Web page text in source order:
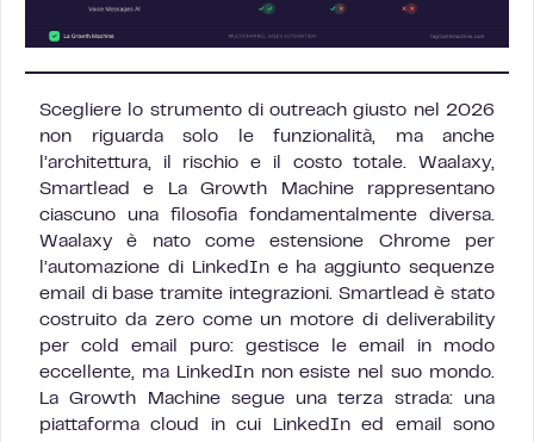
Scegliere lo strumento di outreach giusto nel 2026
non riguarda solo le funzionalità, ma anche
l’architettura, il rischio e il costo totale. Waalaxy,
Smartlead e La Growth Machine rappresentano
ciascuno una filosofia fondamentalmente diversa.
Waalaxy è nato come estensione Chrome per
l’automazione di LinkedIn e ha aggiunto sequenze
email di base tramite integrazioni. Smartlead è stato
costruito da zero come un motore di deliverability
per cold email puro: gestisce le email in modo
eccellente, ma LinkedIn non esiste nel suo mondo.
La Growth Machine segue una terza strada: una
piattaforma cloud in cui LinkedIn ed email sono